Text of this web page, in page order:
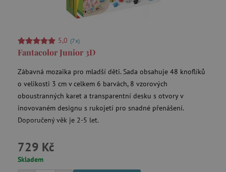
5,0 (7x)
Fantacolor Junior 3D
Zábavná mozaika pro mladší děti. Sada obsahuje 48 knoflíků
o velikosti 3 cm v celkem 6 barvách, 8 vzorových
oboustranných karet a transparentní desku s otvory v
inovovaném designu s rukojetí pro snadné přenášení.
Doporučený věk je 2-5 let.
729 Kč
Skladem